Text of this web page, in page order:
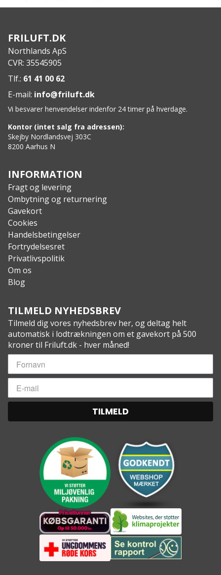
FRILUFT.DK
Northlands ApS
CVR: 35545905
Tlf.: 61 41 00 62
E-mail: info@friluft.dk
Vi besvarer henvendelser indenfor 24 timer på hverdage.
Kontor (intet salg fra adressen):
Skejby Nordlandsvej 303C
8200 Aarhus N
INFORMATION
Fragt og levering
Ombytning og returnering
Gavekort
Cookies
Handelsbetingelser
Fortrydelsesret
Privatlivspolitik
Om os
Blog
TILMELD NYHEDSBREV
Tilmeld dig vores nyhedsbrev her, og deltag helt
automatisk i lodtrækningen om et gavekort på 500
kroner til Friluft.dk - hver måned!
TILMELD